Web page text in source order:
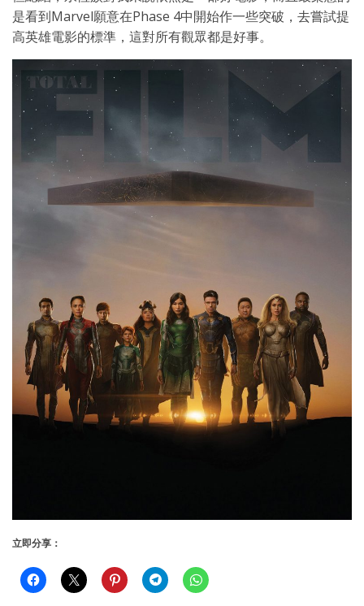
是看到Marvel願意在Phase 4中開始作一些突破，去嘗試提
高英雄電影的標準，這對所有觀眾都是好事。
立即分享：